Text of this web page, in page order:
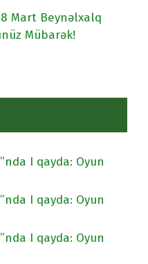
Mart Beynəlxalq
Mübarək!
I qayda: Oyun
I qayda: Oyun
I qayda: Oyun